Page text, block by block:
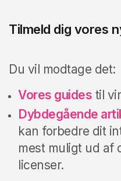
Tilmeld dig vores
Du vil modtage det:
Vores guides til
Dybdegående
kan forbedre dit
mest muligt ud af
licenser.